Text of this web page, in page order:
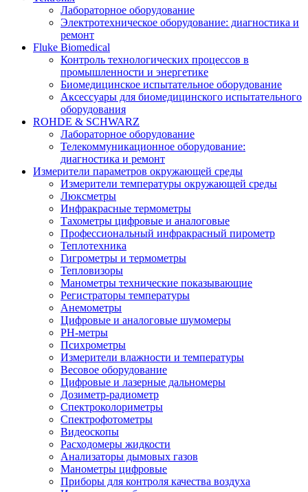
Лабораторное оборудование
Электротехническое оборудование: диагностика и
ремонт
Fluke Biomedical
Контроль технологических процессов в
промышленности и энергетике
Биомедицинское испытательное оборудование
Аксессуары для биомедицинского испытательного
оборудования
ROHDE & SCHWARZ
Лабораторное оборудование
Телекоммуникационное оборудование:
диагностика и ремонт
Измерители параметров окружающей среды
Измерители температуры окружающей среды
Люксметры
Инфракрасные термометры
Тахометры цифровые и аналоговые
Профессиональный инфракрасный пирометр
Теплотехника
Гигрометры и термометры
Тепловизоры
Манометры технические показывающие
Регистраторы температуры
Анемометры
Цифровые и аналоговые шумомеры
PH-метры
Психрометры
Измерители влажности и температуры
Весовое оборудование
Цифровые и лазерные дальномеры
Дозиметр-радиометр
Спектроколориметры
Спектрофотометры
Видеоскопы
Расходомеры жидкости
Анализаторы дымовых газов
Манометры цифровые
Приборы для контроля качества воздуха